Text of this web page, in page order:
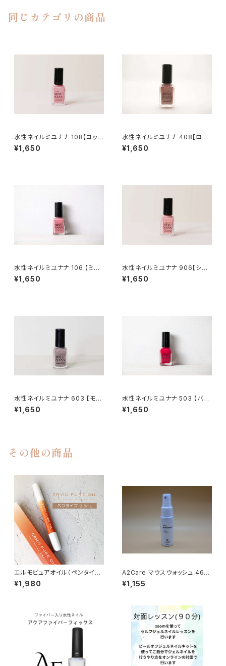
同じカテゴリの商品
水性ネイルミユナナ 108【コット
ンピンク】
¥1,650
水性ネイルミユナナ 408【ロー
ズベージュ】
¥1,650
水性ネイルミユナナ 106 【ミス
ティーローズ】
¥1,650
水性ネイルミユナナ 906【シュ
ガーピンク】
¥1,650
水性ネイルミユナナ 603 【モカ
パープル】
¥1,650
水性ネイルミユナナ 503 【バー
ガンディ】
¥1,650
その他の商品
エルモピュアオイル（ペンタイプ
2.5mL）キューティクルオイル
¥1,980
A2Care マウスウォッシュ 46ml
持ち歩きに便利なサイズ
¥1,155